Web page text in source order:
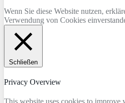
Wenn Sie diese Website nutzen,
Verwendung von Cookies
Schließen
Privacy Overview